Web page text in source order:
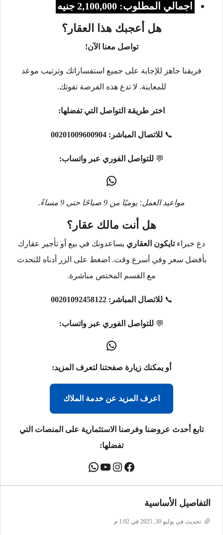
اجمالي المطلوب: 2,100,000 جنيه
هل أعجبك هذا العقار؟
تواصل معنا الآن!
فريقنا جاهز للإجابة على جميع استفساراتك وترتيب موعد
للمعاينة. لا تدع هذه الفرصة تفوتك.
اختر طريقة التواصل التي تفضلها:
📞 للاتصال المباشر: 00201009600904
💬 للتواصل الفوري عبر واتساب:
مواعيد العمل: يوميًا من 9 صباحًا حتى 9 مساءً.
هل أنت مالك عقار؟
دع خبراءتايكون العقاري يساعدونك في بيع أو تأجير عقارك
بأفضل سعر وفي أسرع وقت. اضغط على الزر أدناه للتحدث
مع القسم المختص مباشرة.
📞 للاتصال المباشر: 00201092458122
💬 للتواصل الفوري عبر واتساب:
أو يمكنك زيارة صفحتنا لتعرف المزيد:
اعرف المزيد عن خدمة الملاك
تابع أحدث عروضنا وفرصنا الاستثمارية على المنصات التي
تفضلها:
التفاصيل الأساسية
تحديث في يوليو 30, 2025 في 1:02 م